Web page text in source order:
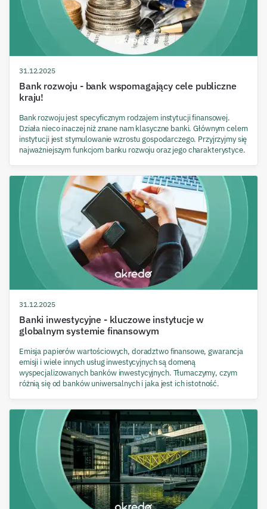
31.12.2025
Bank rozwoju - bank wspomagający cele publiczne
kraju!
Bank rozwoju jest specyficznym rodzajem instytucji finansowej.
Działa nieco inaczej niż znane nam klasyczne banki. Głównym celem
instytucji jest stymulowanie wzrostu gospodarczego. Przyjrzyjmy się
najważniejszym funkcjom banku rozwoju oraz jego charakterystyce.
31.12.2025
Banki inwestycyjne - kluczowe instytucje w
globalnym systemie finansowym
Emisja papierów wartościowych, doradztwo finansowe, gwarancja
emisji i wiele innych usług inwestycyjnych są domeną
wyspecjalizowanych banków inwestycyjnych. Tłumaczymy, czym
różnią się od banków uniwersalnych i jaka jest ich istotność.